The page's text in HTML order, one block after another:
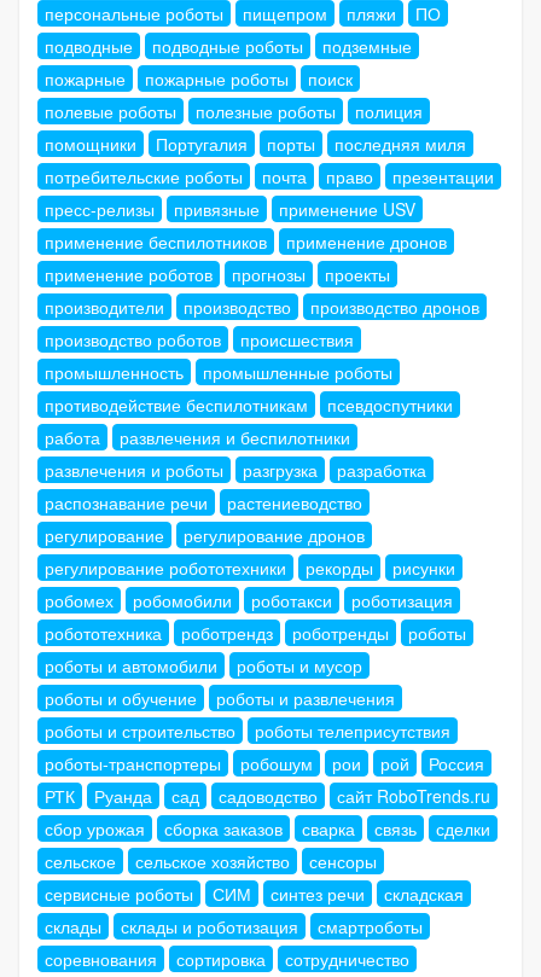
персональные роботы
пищепром пляжи
ПО
подводные
подводные роботы
подземные
пожарные
пожарные роботы
поиск
полевые роботы
полезные роботы
полиция
помощники
Португалия порты
последняя миля
потребительские роботы
почта право
презентации
пресс-релизы
привязные
применение USV
применение беспилотников
применение дронов
применение роботов
прогнозы
проекты
производители
производство
производство дронов
производство роботов
происшествия
промышленность
промышленные роботы
противодействие беспилотникам
псевдоспутники
работа
развлечения и беспилотники
развлечения и роботы
разгрузка
разработка
распознавание речи
растениеводство
регулирование
регулирование дронов
регулирование робототехники
рекорды
рисунки
робомех
робомобили роботакси
роботизация
робототехника
роботрендз роботренды
роботы
роботы и автомобили
роботы и мусор
роботы и обучение
роботы и развлечения
роботы и строительство
роботы телеприсутствия
роботы-транспортеры
робошум рои рой
Россия
РТК
Руанда сад садоводство
сайт RoboTrends.ru
сбор урожая
сборка заказов сварка связь
сделки
сельское
сельское хозяйство
сенсоры
сервисные роботы
СИМ синтез речи
складская
склады
склады и роботизация
смартроботы
соревнования
сортировка
сотрудничество